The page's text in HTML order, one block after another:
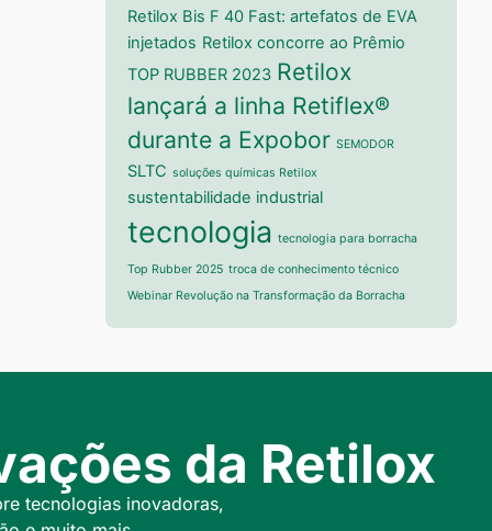
Retilox Bis F 40 Fast: artefatos de EVA
injetados Retilox concorre ao Prêmio
TOP RUBBER 2023 Retilox
lançará a linha Retiflex®
durante a Expobor SEMODOR
SLTC soluções químicas Retilox
sustentabilidade industrial
tecnologia tecnologia para borracha
Top Rubber 2025 troca de conhecimento técnico
Webinar Revolução na Transformação da Borracha
da Retilox
tecnologias inovadoras,